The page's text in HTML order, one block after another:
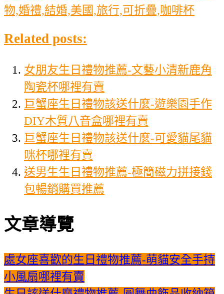
物,婚禮,結婚,美國,旅行,可折疊,咖啡杯
Related posts:
女朋友生日禮物推薦-文藝小清新鹿角
陶瓷杯哪裡有賣
巨蟹座生日禮物該送什麼-遊樂園手作
DIY木質八音盒哪裡有賣
巨蟹座生日禮物該送什麼-可愛貓尾貓
咪杯哪裡有賣
送男生生日禮物推薦-極簡磁力拼接錢
包暢銷購買推薦
文章導覽
處女座喜歡的生日禮物推薦-萌貓安全手持
小風扇哪裡有賣